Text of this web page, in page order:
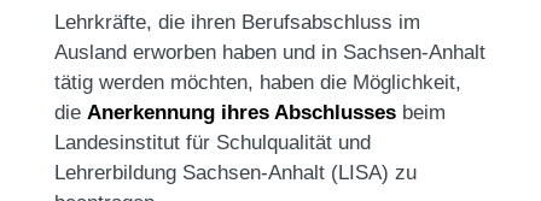
Lehrkräfte, die ihren Berufsabschluss im
Ausland erworben haben und in Sachsen-Anhalt
tätig werden möchten, haben die Möglichkeit,
die Anerkennung ihres Abschlusses beim
Landesinstitut für Schulqualität und
Lehrerbildung Sachsen-Anhalt (LISA) zu